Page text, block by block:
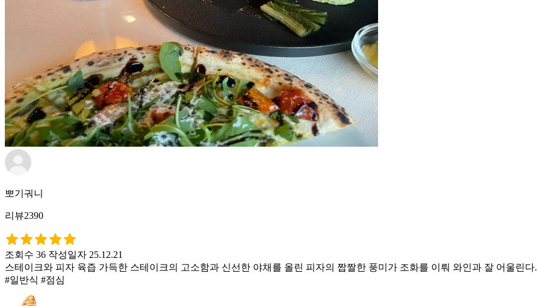
뽀기궈니
리뷰2390
조회수 36 작성일자 25.12.21
스테이크와 피자 육즙 가득한 스테이크의 고소함과 신선한 야채를 올린 피자의 짭짤한 풍미가 조화를 이뤄 와인과 잘 어울린다.
#일반식 #점심